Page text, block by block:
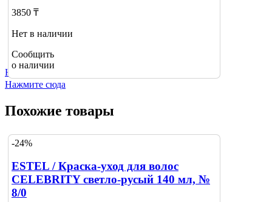
3850 ₸
Нет в наличии
Сообщить
о наличии
Не нашли нужный товар?
Нажмите сюда
Похожие товары
-24%
ESTEL / Краска-уход для волос
CELEBRITY светло-русый 140 мл, №
8/0